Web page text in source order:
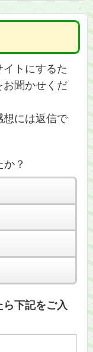
トにするた
お聞かせくだ
想には返信で
？
下記をご入